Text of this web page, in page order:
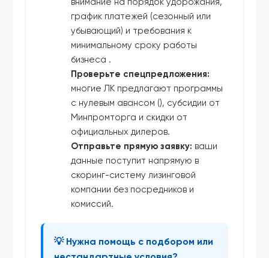
график платежей (сезонный или
убывающий) и требования к
минимальному сроку работы
бизнеса .
Проверьте спецпредложения:
многие ЛК предлагают программы
с нулевым авансом (), субсидии от
Минпромторга и скидки от
официальных дилеров.
Отправьте прямую заявку: ваши
данные поступит напрямую в
скоринг-систему лизинговой
компании без посредников и
комиссий.
💡 Нужна помощь с подбором или